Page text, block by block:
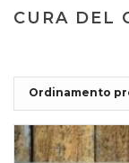
CURA DEL